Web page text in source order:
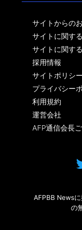
サイトからの
サイトに関す
サイトに関す
採用情報
サイトポリシー
プライバシー
利用規約
運営会社
AFP通信会長
AFPBB News
の